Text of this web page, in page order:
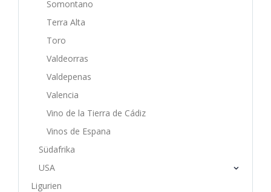
Somontano
Terra Alta
Toro
Valdeorras
Valdepenas
Valencia
Vino de la Tierra de Cádiz
Vinos de Espana
Südafrika
USA
Ligurien